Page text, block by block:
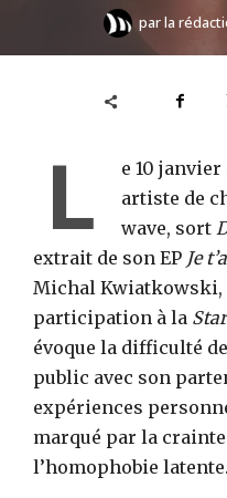
parla
L
e 10
artiste de
wave, sort
extrait de son EP Je
Michal Kwiatkowski,
participation à la
évoque la difficulté
public avec son
expériences
marqué par la
l’homophobie latente.